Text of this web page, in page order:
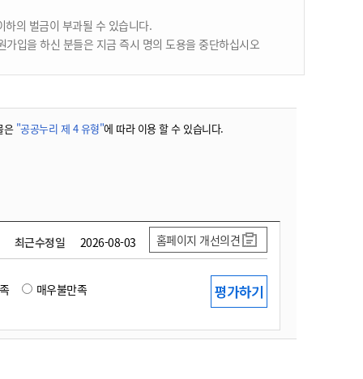
의 벌금이 부과될 수 있습니다.
입을 하신 분들은 지금 즉시 명의 도용을 중단하십시오
은 "공공누리 제 4 유형"에 따라 이용 할 수 있습니다.
최근수정일 2026-08-03 홈페이지 개선의견
매우불만족